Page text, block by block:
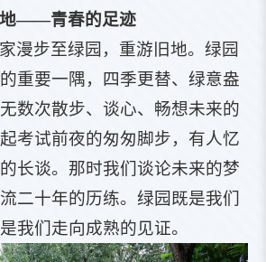
地——青春的足迹
漫步至绿园，重游旧地。绿园
重要一隅，四季更替、绿意盎
数次散步、谈心、畅想未来的
考试前夜的匆匆脚步，有人忆
长谈。那时我们谈论未来的梦
二十年的历练。绿园既是我们
我们走向成熟的见证。